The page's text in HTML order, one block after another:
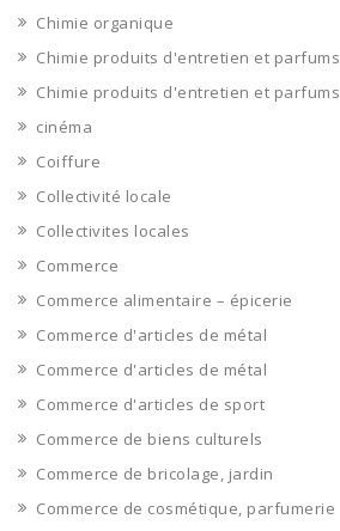
Chimie organique
Chimie produits d'entretien et parfums
Chimie produits d'entretien et parfums
cinéma
Coiffure
Collectivité locale
Collectivites locales
Commerce
Commerce alimentaire – épicerie
Commerce d'articles de métal
Commerce d'articles de métal
Commerce d'articles de sport
Commerce de biens culturels
Commerce de bricolage, jardin
Commerce de cosmétique, parfumerie